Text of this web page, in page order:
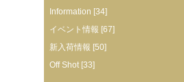
Information [34]
イベント情報 [67]
新入荷情報 [50]
Off Shot [33]